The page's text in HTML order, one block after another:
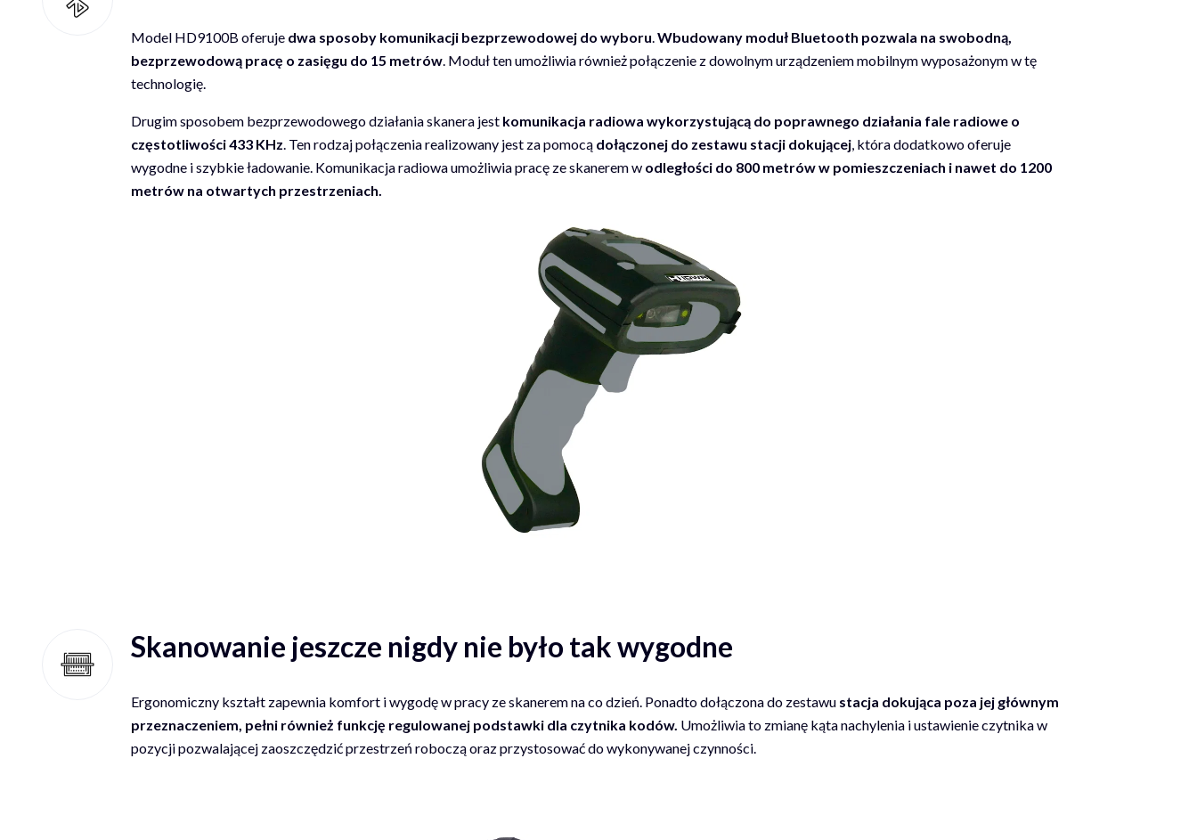
Model HD9100B oferuje dwa sposoby komunikacji bezprzewodowej do wyboru .Wbudowany moduł Bluetooth pozwala na swobodną,
bezprzewodową pracę o zasięgu do 15 metrów . Moduł ten umożliwia również połączenie z dowolnym urządzeniem mobilnym wyposażonym w tę
technologię.
Drugim sposobem bezprzewodowego działania skanera jest komunikacja radiowa wykorzystującą do poprawnego działania fale radiowe o
częstotliwości 433 KHz . Ten rodzaj połączenia realizowany jest za pomocą dołączonej do zestawu stacji dokującej , która dodatkowo oferuje
wygodne i szybkie ładowanie. Komunikacja radiowa umożliwia pracę ze skanerem w odległości do 800 metrów w pomieszczeniach i nawet do 1200
metrów na otwartych przestrzeniach.
Skanowanie jeszcze nigdy nie było tak wygodne
Ergonomiczny kształt zapewnia komfort i wygodę w pracy ze skanerem na co dzień. Ponadto dołączona do zestawu stacja dokująca poza jej głównym
przeznaczeniem, pełni również funkcję regulowanej podstawki dla czytnika kodów. Umożliwia to zmianę kąta nachylenia i ustawienie czytnika w
pozycji pozwalającej zaoszczędzić przestrzeń roboczą oraz przystosować do wykonywanej czynności.